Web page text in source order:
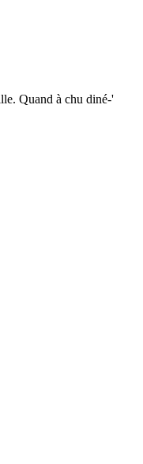
Quand à chu diné-'